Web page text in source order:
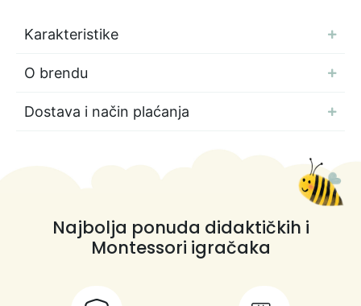
Karakteristike
O brendu
Dostava i način plaćanja
Najbolja ponuda didaktičkih i
Montessori igračaka